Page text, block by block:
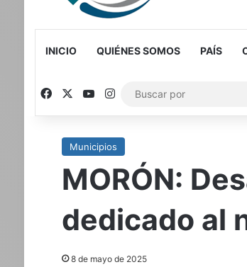
INICIO QUIÉNES SOMOS PAÍS
FacebookYouTube
Instagram
Municipios
MORÓN:
dedicado al
8 de mayo de 2025